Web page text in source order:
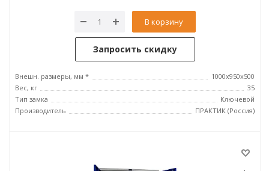
В корзину
Запросить скидку
Внешн. размеры, мм *
1000x950x500
Вес, кг
35
Тип замка
Ключевой
Производитель
ПРАКТИК (Россия)